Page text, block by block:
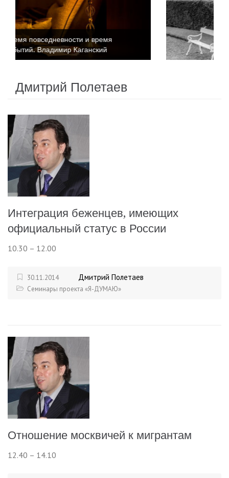
Время повседневности и время
событий. Катриона Келли
Дмитрий Полетаев
Интеграция беженцев, имеющих
официальный статус в России
10.30 – 12.00
30.11.2014 Дмитрий Полетаев
Семинары проекта «Я-ДУМАЮ»
Отношение москвичей к мигрантам
12.40 – 14.10